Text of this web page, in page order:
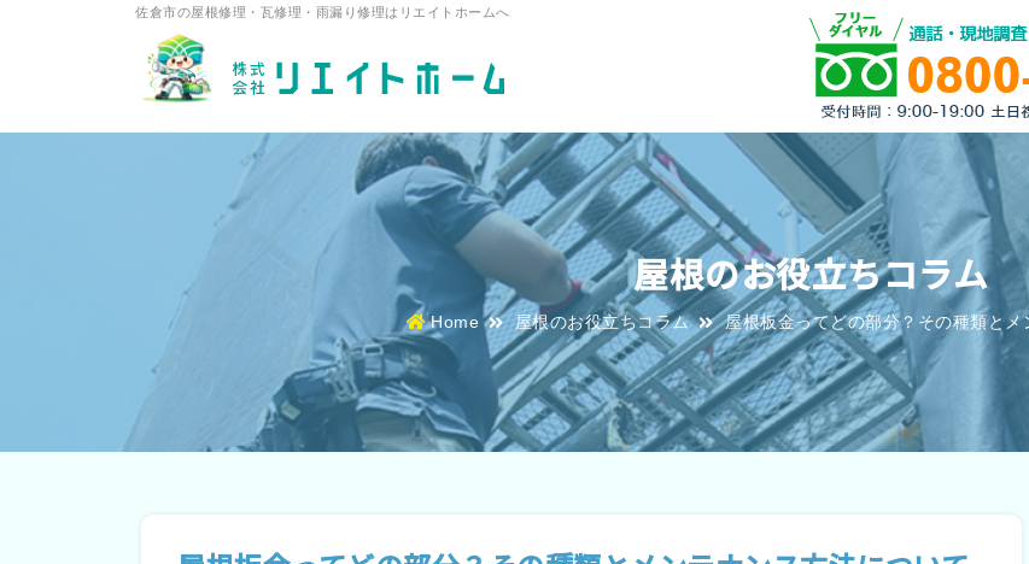
佐倉市の屋根修理・瓦修理・雨漏り修理はリエイトホームへ
屋根のお役立ちコラム
Home 屋根のお役立ちコラム 屋根板金ってどの部分？その種類とメ